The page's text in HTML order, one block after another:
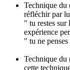
Technique du
réfléchir par
" tu restes
expérience
" tu ne
Technique du
cette